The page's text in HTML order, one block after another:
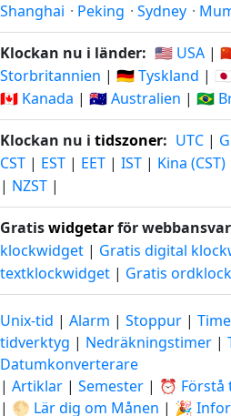
Shanghai · Peking · Sydney ·
Klockan nu i länder: 🇺🇸 USA |
Storbritannien | 🇩🇪 Tyskland |
🇨🇦 Kanada | 🇦🇺 Australien | 🇧🇷
Klockan nu i tidszoner: UTC |
CST | EST | EET | IST | Kina (CST)
| NZST |
Gratiswidgetarför
klockwidget | Gratis digital
textklockwidget | Gratis
Unix-tid | Alarm | Stoppur |
tidverktyg | Nedräkningstimer |
Datumkonverterare
| Artiklar | Semester | ⏰ Förstå
| 🌕 Lär dig om Månen | 🎉